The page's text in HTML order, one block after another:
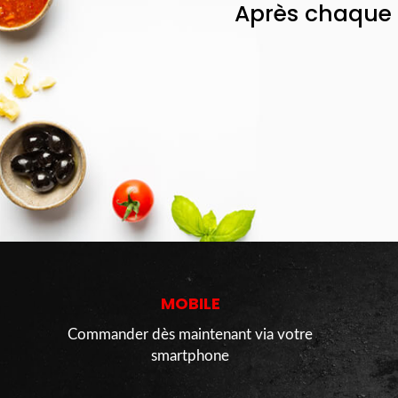
Après
MOBILE
Commander dès maintenant via votre
smartphone